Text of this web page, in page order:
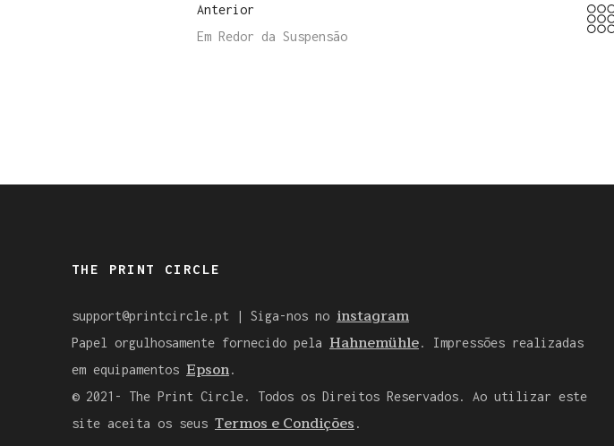
Anterior
Em Redor da Suspensão
THE PRINT CIRCLE
support@printcircle.pt | Siga-nos no instagram
Papel orgulhosamente fornecido pela Hahnemühle. Impressões realizadas
em equipamentos Epson.
© 2021- The Print Circle. Todos os Direitos Reservados. Ao utilizar este
site aceita os seus Termos e Condições.